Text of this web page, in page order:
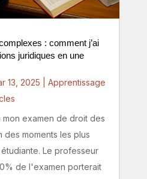
: comment j’ai
juridiques en une
13, 2025
Apprentissage
mon examen de droit des
moments les plus
Le professeur
de l'examen porterait